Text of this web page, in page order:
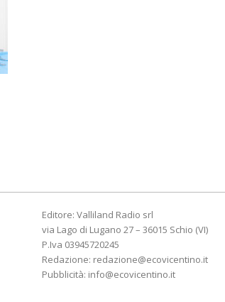
Editore: Valliland Radio srl
via Lago di Lugano 27 – 36015 Schio (VI)
P.Iva 03945720245
Redazione: redazione@ecovicentino.it
Pubblicità: info@ecovicentino.it